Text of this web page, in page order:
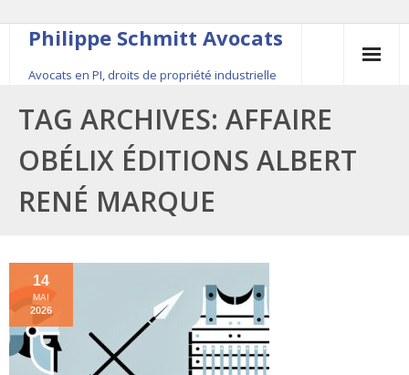
Philippe Schmitt Avocats
Avocats en PI, droits de propriété industrielle
45, rue Saint-Anne, 75001 Paris, +33 (0)1 84 16 35
54
Contact
Publications
Actualité
TAG ARCHIVES: AFFAIRE
OBÉLIX ÉDITIONS ALBERT
RENÉ MARQUE
14
MAI
2026